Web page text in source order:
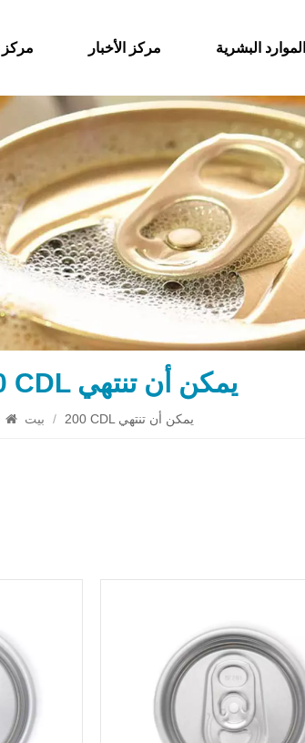
مركز مركز الأخبار الموارد البشرية
200 CDL يمكن أن تنتهي
/ 200 CDL يمكن أن تنتهي